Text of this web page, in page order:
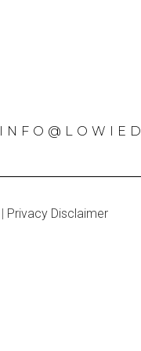
| Privacy Disclaimer